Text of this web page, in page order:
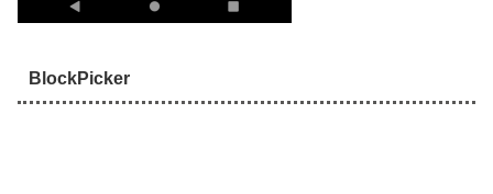
BlockPicker